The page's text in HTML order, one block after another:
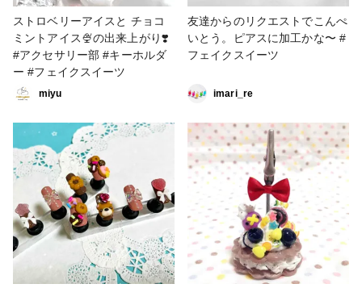
ストロベリーアイスと チョコ
ミントアイス🍨の出来上がり❣️
#アクセサリー部 #キーホルダ
ー #フェイクスイーツ
miyu
友達からのリクエストでこんぺ
いとう。ピアスに加工かな〜 #
フェイクスイーツ
imari_re